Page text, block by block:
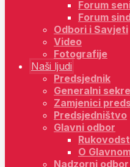
Forum
Forum
Odbori i Savjeti
Video
Fotografije
Naši ljudi
Predsjednik
Generalni
Zamjenici
Predsjedništvo
Glavni odbor
O
Nadzorni odbor